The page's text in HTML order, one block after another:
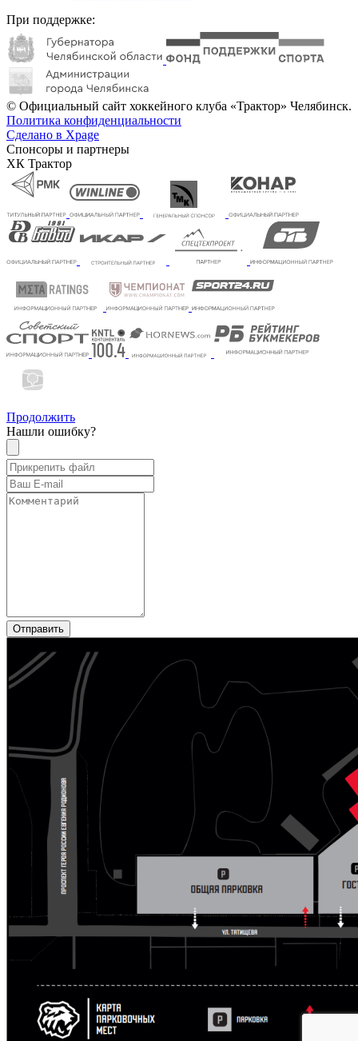
При поддержке:
© Официальный сайт хоккейного клуба «Трактор» Челябинск.
Политика конфиденциальности
Сделано в Xpage
Спонсоры и партнеры
ХК Трактор
Продолжить
Нашли ошибку?